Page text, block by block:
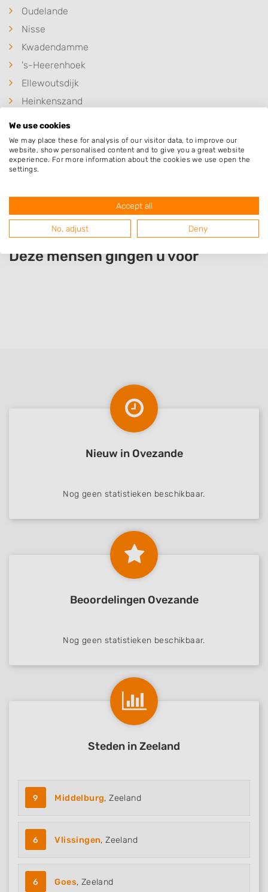
Oudelande
Nisse
Kwadendamme
's-Heerenhoek
Ellewoutsdijk
Heinkenszand
Baarland
Borssele
's-Heer Abtskerke
Hoedekenskerke
Deze mensen gingen u voor
Nieuw in Ovezande
Nog geen statistieken beschikbaar.
Beoordelingen Ovezande
Nog geen statistieken beschikbaar.
Steden in Zeeland
9 Middelburg, Zeeland
6 Vlissingen, Zeeland
6 Goes, Zeeland
We use cookies
We may place these for analysis of our visitor data, to improve our
website, show personalised content and to give you a great website
experience. For more information about the cookies we use open the
settings.
Accept all
No, adjust Deny